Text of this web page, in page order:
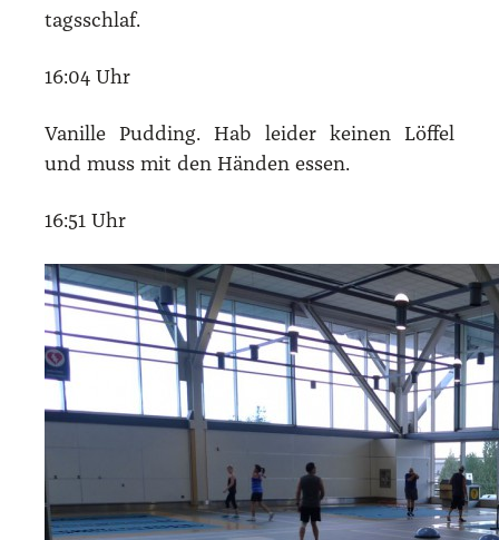
tags­schlaf.
16:04 Uhr
Vanil­le Pud­ding. Hab lei­der kei­nen Löf­fel
und muss mit den Hän­den essen.
16:51 Uhr